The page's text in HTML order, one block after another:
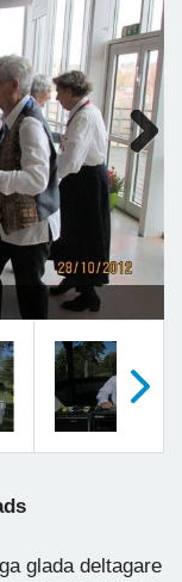
Next
glada deltagare